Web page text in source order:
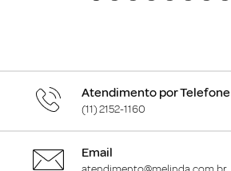
Atendimento por Telefone
(11) 2152-1160
Email